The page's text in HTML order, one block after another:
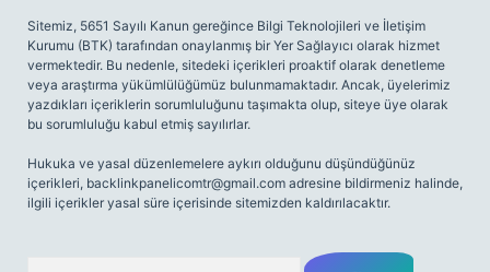
Sitemiz, 5651 Sayılı Kanun gereğince Bilgi Teknolojileri ve İletişim
Kurumu (BTK) tarafından onaylanmış bir Yer Sağlayıcı olarak hizmet
vermektedir. Bu nedenle, sitedeki içerikleri proaktif olarak denetleme
veya araştırma yükümlülüğümüz bulunmamaktadır. Ancak, üyelerimiz
yazdıkları içeriklerin sorumluluğunu taşımakta olup, siteye üye olarak
bu sorumluluğu kabul etmiş sayılırlar.
Hukuka ve yasal düzenlemelere aykırı olduğunu düşündüğünüz
içerikleri, backlinkpanelicomtr@gmail.com adresine bildirmeniz halinde,
ilgili içerikler yasal süre içerisinde sitemizden kaldırılacaktır.